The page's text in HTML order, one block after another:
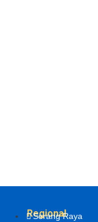
Regional
Serang Raya